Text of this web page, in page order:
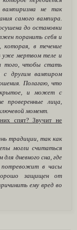
вампиризма не так
самого вампира.
до остановки
поранить себя и
в течение
уже мертвом теле и
того, чтобы стать
с другим вампиром
Полагаю, что
и может с
проверенные лица,
момент.
спят? Звучит не
традиции, так как
могли считаться
дневного сна, где
потревожит в часы
защищен от
ему вред во